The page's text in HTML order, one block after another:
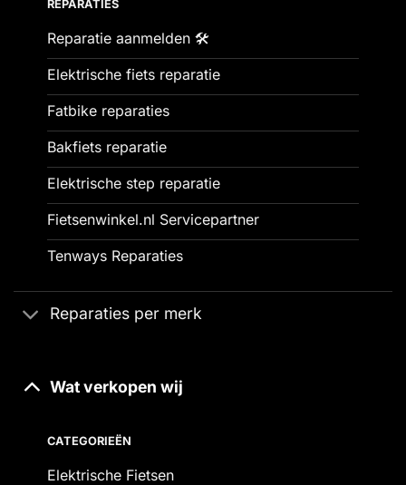
REPARATIES
Reparatie aanmelden 🛠️
Elektrische fiets reparatie
Fatbike reparaties
Bakfiets reparatie
Elektrische step reparatie
Fietsenwinkel.nl Servicepartner
Tenways Reparaties
Reparaties per merk
Wat verkopen wij
CATEGORIEËN
Elektrische Fietsen